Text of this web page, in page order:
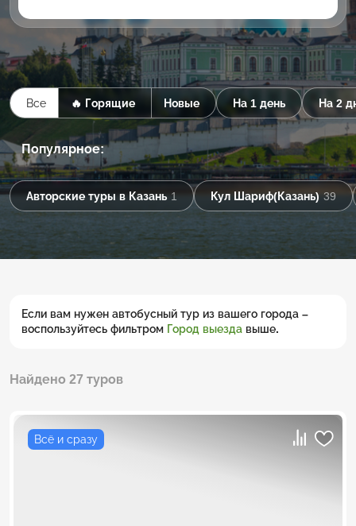
Все 🔥 Горящие Новые На 1 день На 2
Популярное:
Авторские туры в Казань 1 Кул Шариф(Казань) 39
Если вам нужен автобусный тур из вашего города –
воспользуйтесь фильтром Город выезда выше.
Найдено 27 туров
Всё и сразу